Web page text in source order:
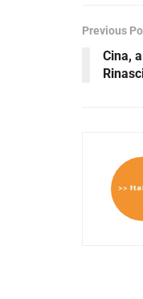
Previous
Cina,